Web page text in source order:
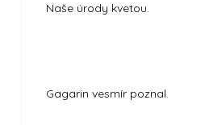
Naše úrody kvetou.
Gagarin vesmír poznal.